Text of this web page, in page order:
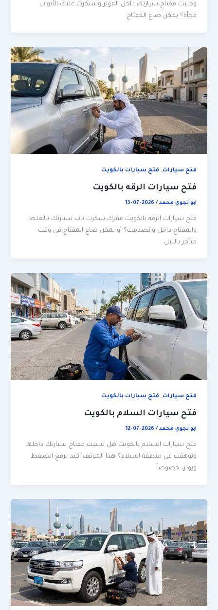
وخليت مفتاح سيارتك داخل الموتر وتسكرت عليك الأبواب
فجأة؟ يمكن ضاع المفتاح
فتح سيارات, فتح سيارات بالكويت
فتح سيارات الرقه بالكويت
ابو نجوي محمد/
2026-07-13
فتح سيارات الرقه بالكويت عمرك سكرت باب سيارتك بالغلط
والمفتاح داخل وانصدمت؟ أو يمكن ضاع المفتاح في وقت
متأخر بالليل
فتح سيارات, فتح سيارات بالكويت
فتح سيارات السلام بالكويت
ابو نجوي محمد/
2026-07-12
فتح سيارات السلام بالكويت هل نسيت مفتاح سيارتك داخلها
وتوهقت في منطقة السلام؟ هذا الموقف أكيد يرفع الضغط
ويوتر، خصوصاً